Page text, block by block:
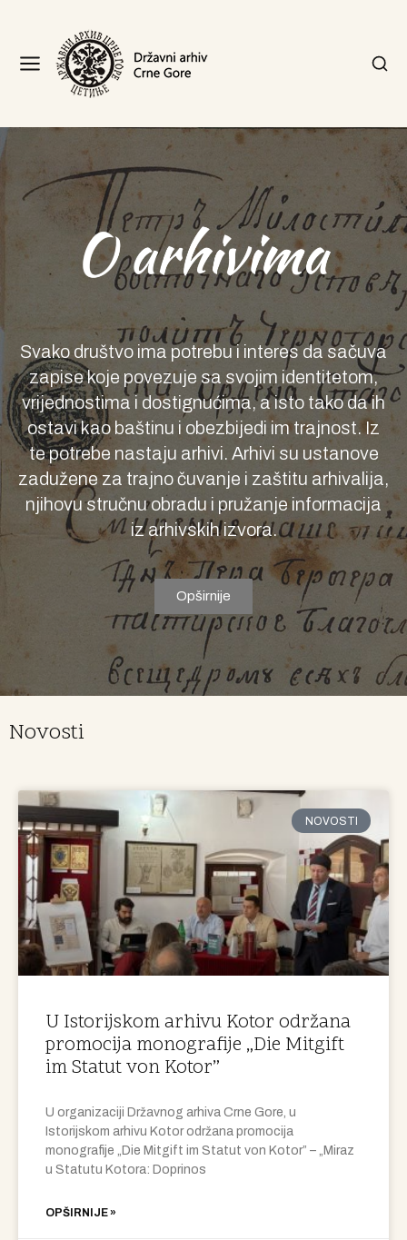
Svako društvo ima potrebu i interes da sačuva
zapise koje povezuje sa svojim identitetom,
vrijednostima i dostignućima, a isto tako da ih
ostavi kao baštinu i obezbijedi im trajnost. Iz
te potrebe nastaju arhivi. Arhivi su ustanove
zadužene za trajno čuvanje i zaštitu arhivalija,
njihovu stručnu obradu i pružanje informacija
iz arhivskih izvora.
Opširnije
Novosti
NOVOSTI
U Istorijskom arhivu Kotor održana
promocija monografije „Die Mitgift
im Statut von Kotor”
U organizaciji Državnog arhiva Crne Gore, u
Istorijskom arhivu Kotor održana promocija
monografije „Die Mitgift im Statut von Kotor” – „Miraz
u Statutu Kotora: Doprinos
OPŠIRNIJE »